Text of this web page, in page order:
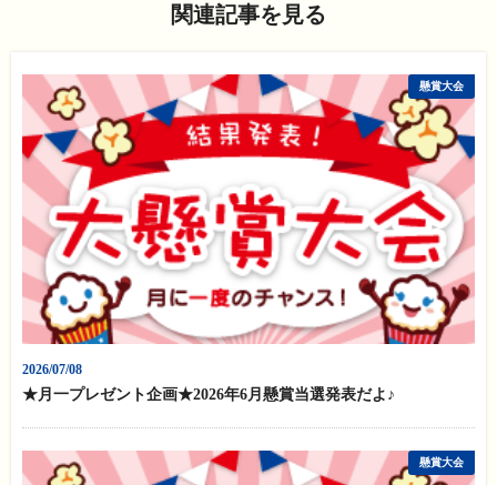
関連記事を見る
2026/07/08
★月一プレゼント企画★2026年6月懸賞当選発表だよ♪
懸賞大会
懸賞大会